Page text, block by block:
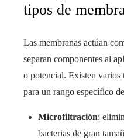
tipos de
Las membranas actúan
separan componentes al
o potencial. Existen
para un rango específico
Microfiltración:
bacterias de gran